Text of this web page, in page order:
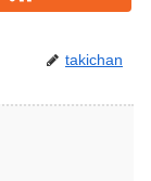
takichan